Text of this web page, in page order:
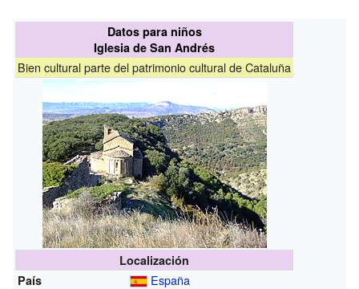
Datos para niños
Iglesia de San Andrés
Bien cultural parte del patrimonio cultural de Cataluña
Localización
País
España